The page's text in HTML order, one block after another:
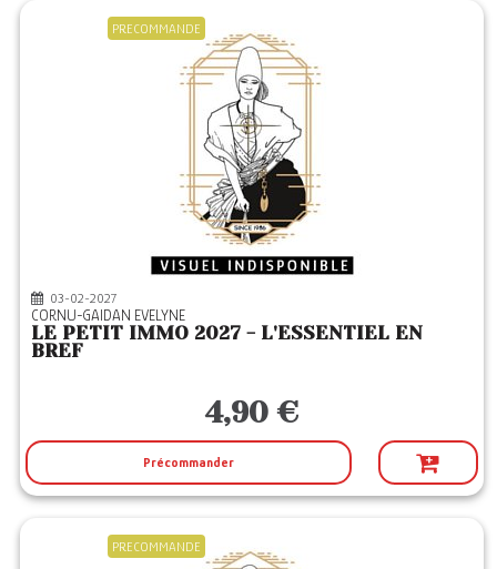
PRECOMMANDE
03-02-2027
CORNU-GAIDAN EVELYNE
LE PETIT IMMO 2027 - L'ESSENTIEL EN
BREF
4,90 €
Précommander
PRECOMMANDE